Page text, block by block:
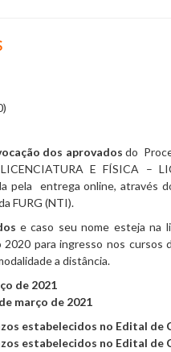
dos aprovados do
E FÍSICA –
pela entrega online, através
FURG (NTI).
e caso seu nome esteja na
para ingresso nos cursos
a distância.
de 2021
março de 2021
estabelecidos no Edital de
estabelecidos no Edital de